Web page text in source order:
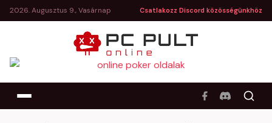
2026. Augusztus 9., Vasárnap Csatlakozz Discord közösségünkhöz